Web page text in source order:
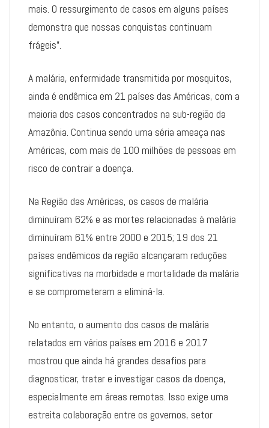
mais. O ressurgimento de casos em alguns países
demonstra que nossas conquistas continuam
frágeis”.
A malária, enfermidade transmitida por mosquitos,
ainda é endêmica em 21 países das Américas, com a
maioria dos casos concentrados na sub-região da
Amazônia. Continua sendo uma séria ameaça nas
Américas, com mais de 100 milhões de pessoas em
risco de contrair a doença.
Na Região das Américas, os casos de malária
diminuíram 62% e as mortes relacionadas à malária
diminuíram 61% entre 2000 e 2015; 19 dos 21
países endêmicos da região alcançaram reduções
significativas na morbidade e mortalidade da malária
e se comprometeram a eliminá-la.
No entanto, o aumento dos casos de malária
relatados em vários países em 2016 e 2017
mostrou que ainda há grandes desafios para
diagnosticar, tratar e investigar casos da doença,
especialmente em áreas remotas. Isso exige uma
estreita colaboração entre os governos, setor